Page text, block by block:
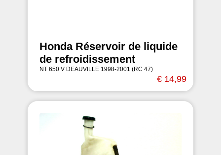
Honda Réservoir de liquide
de refroidissement
NT 650 V DEAUVILLE 1998-2001 (RC 47)
€ 14,99